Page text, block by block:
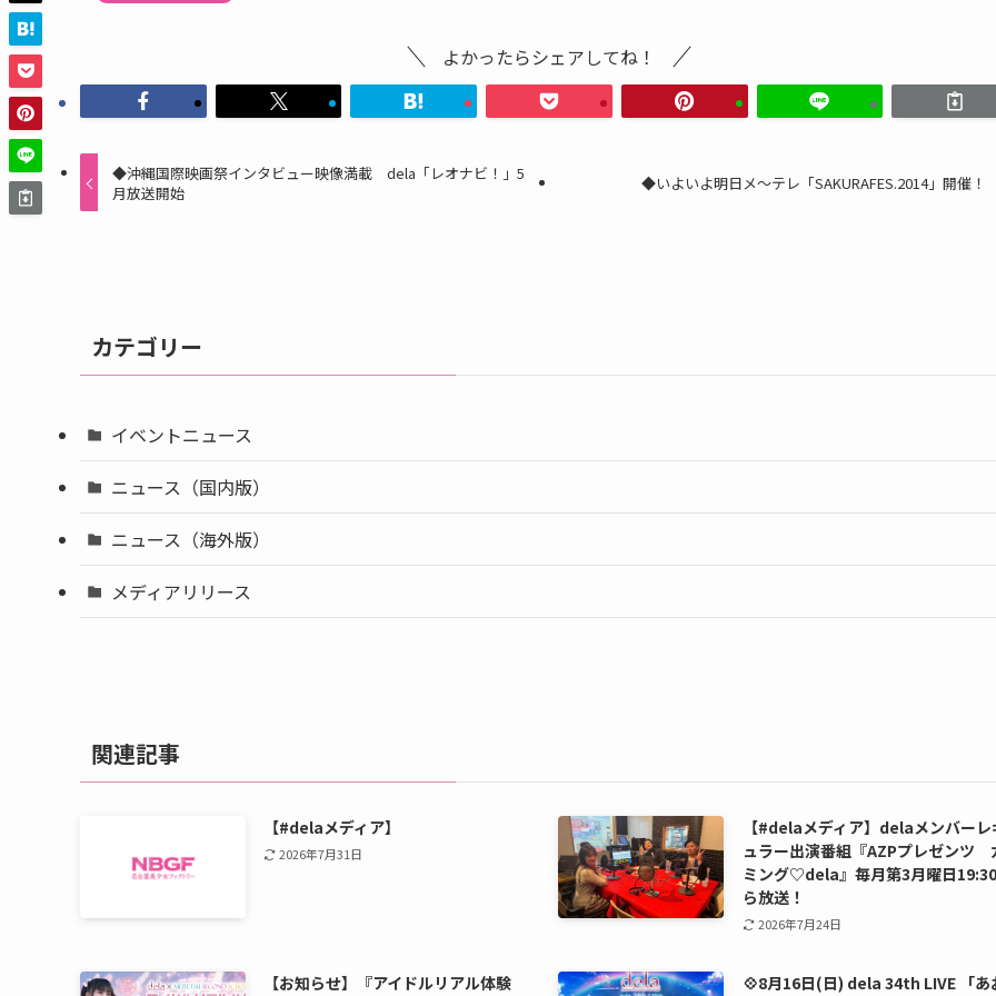
よかったらシェアしてね！
◆沖縄国際映画祭インタビュー映像満載 dela「レオナビ！」5
月放送開始
◆いよいよ明日メ～テレ「SAKURAFES.2014」開催！
カテゴリー
イベントニュース
ニュース（国内版）
ニュース（海外版）
メディアリリース
関連記事
【#delaメディア】
2026年7月31日
【#delaメディア】delaメンバーレ
ュラー出演番組『AZPプレゼンツ
ミング♡dela』毎月第3月曜日
ら放送！
2026年7月24日
【お知らせ】『アイドルリアル体験
💠8月16日(日) dela 34th LIVE 「あ